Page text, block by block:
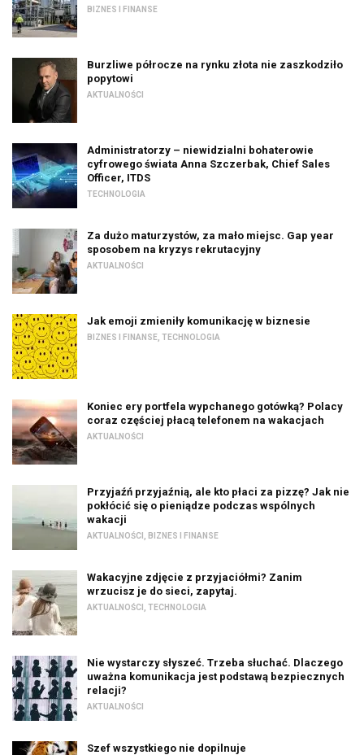
BIZNES I FINANSE
Burzliwe półrocze na rynku złota nie zaszkodziło
popytowi
AKTUALNOŚCI
Administratorzy – niewidzialni bohaterowie
cyfrowego świata Anna Szczerbak, Chief Sales
Officer, ITDS
TECHNOLOGIA
Za dużo maturzystów, za mało miejsc. Gap year
sposobem na kryzys rekrutacyjny
AKTUALNOŚCI
Jak emoji zmieniły komunikację w biznesie
BIZNES I FINANSE TECHNOLOGIA
Koniec ery portfela wypchanego gotówką? Polacy
coraz częściej płacą telefonem na wakacjach
AKTUALNOŚCI
Przyjaźń przyjaźnią, ale kto płaci za pizzę? Jak nie
pokłócić się o pieniądze podczas wspólnych
wakacji
AKTUALNOŚCI BIZNES I FINANSE
Wakacyjne zdjęcie z przyjaciółmi? Zanim
wrzucisz je do sieci, zapytaj.
AKTUALNOŚCI TECHNOLOGIA
Nie wystarczy słyszeć. Trzeba słuchać. Dlaczego
uważna komunikacja jest podstawą bezpiecznych
relacji?
AKTUALNOŚCI
Szef wszystkiego nie dopilnuje